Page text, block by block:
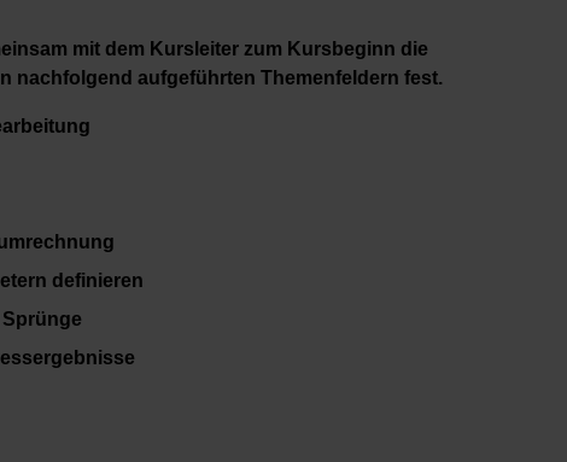
mit dem Kursleiter zum Kursbeginn die
nachfolgend aufgeführten Themenfeldern fest.
definieren